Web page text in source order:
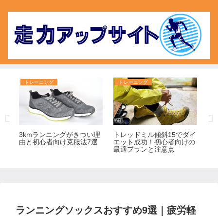
トレーニング
3kmランニングがきつい理
由と初心者向け克服法7選
トレーニング
トレッドミル傾斜15でダイ
エット成功！初心者向けの
最適プランと注意点
ランニングソックスおすすめ9選｜疲労軽